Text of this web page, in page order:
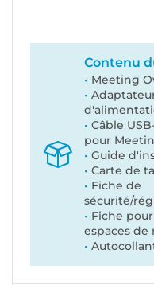
Contenu
Meeting
Câble
pour
Guide
Carte de
Fiche de
sécurité/
Fiche
espaces de